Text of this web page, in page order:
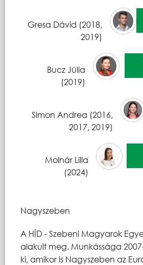
Gresa Dávid (2018,
2019)
Bucz Júlia
(2019)
Simon Andrea (2016,
2017, 2019)
Molnár Lilla
(2024)
Nagyszeben
A HÍD - Szebeni Magyarok
alakult meg. Munkássága
ki, amikor is Nagyszeben az